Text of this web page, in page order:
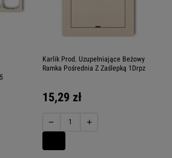
Karlik Prod. Uzupełniające Beżowy
Ramka Pośrednia Z Zaślepką 1Drpz
15,29 zł
− +